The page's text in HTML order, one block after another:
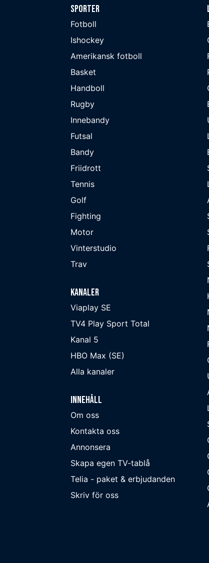
Sporter
Fotboll
Ishockey
Amerikansk fotboll
Basket
Handboll
Rugby
Innebandy
Futsal
Bandy
Friidrott
Tennis
Golf
Fighting
Motor
Vinterstudio
Trav
Kanaler
Viaplay SE
TV4 Play Sport Total
Kanal 5
HBO Max (SE)
Alla kanaler
Innehåll
Om oss
Kontakta oss
Annonsera
Skapa egen TV-tablå
Telia - paket & erbjudanden
Skriv för oss